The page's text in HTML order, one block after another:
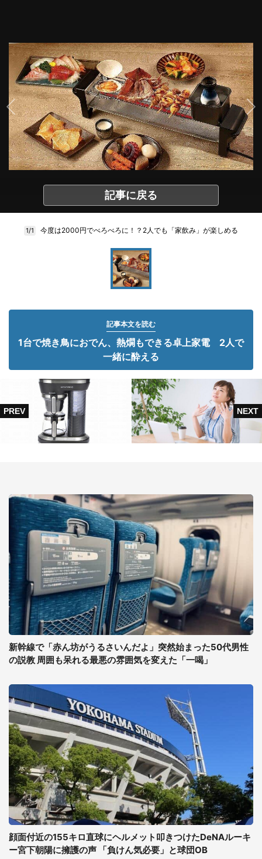
記事に戻る
1/1 今度は2000円でべろべろに！？2人でも「家飲み」が楽しめる
記事本文を読む
1台で焼き鳥におでん、熱燗もできる卓上家電 2人で
一緒に酔える
新幹線で「赤ん坊がうるさいんだよ」突然始まった50代男性
の説教 周囲も呆れる最悪の雰囲気を変えた「一喝」
顔面付近の155キロ直球にヘルメット叩きつけたDeNAルーキ
ー宮下朝陽に擁護の声 「負けん気必要」と球団OB